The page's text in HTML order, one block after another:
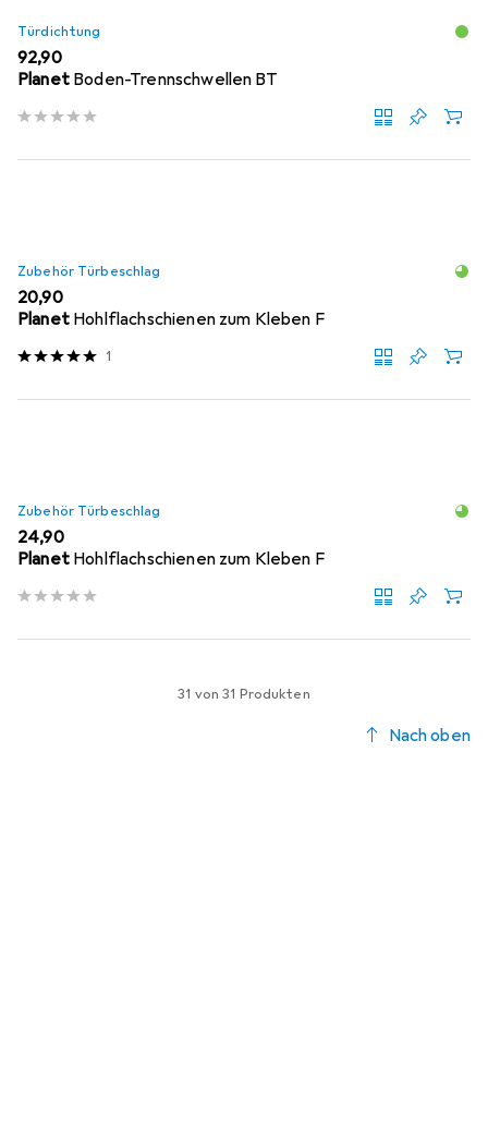
Türdichtung
EUR
92,90
Planet Boden-Trennschwellen BT
Zubehör Türbeschlag
EUR
20,90
Planet Hohlflachschienen zum Kleben F
1
Zubehör Türbeschlag
EUR
24,90
Planet Hohlflachschienen zum Kleben F
31 von 31 Produkten
Nach oben